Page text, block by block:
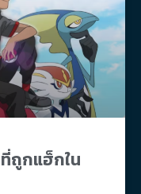
ที่ถูกแฮ็กใน